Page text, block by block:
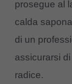
prosegue al
calda
di un
assicurarsi
radice.